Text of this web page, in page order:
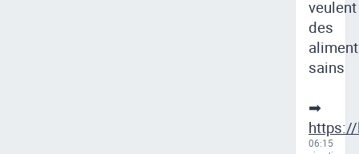
veulent
des
sains
➡
06:15